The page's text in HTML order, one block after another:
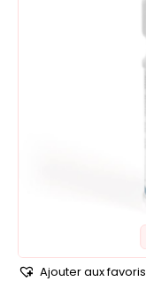
Ajouter aux favoris